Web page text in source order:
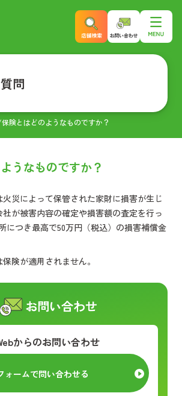
問
保険とはどのようなものですか？
うなものですか？
災によって保管された家財に損害が生じ
が被害内容の確定や損害額の査定を行っ
につき最高で50万円（税込）の損害補償金
険が適用されません。
お問い合わせ
からのお問い合わせ
ォームで問い合わせる